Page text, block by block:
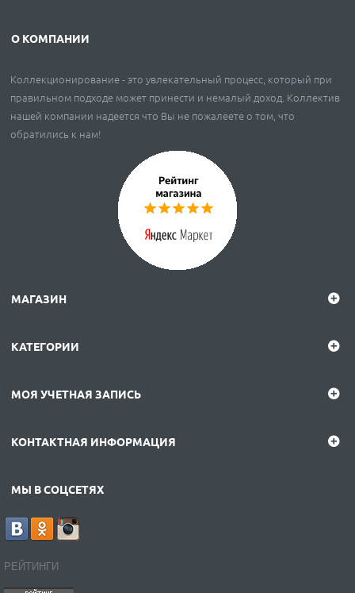
О КОМПАНИИ
Коллекционирование - это увлекательный процесс, который при
правильном подходе может принести и немалый доход. Коллектив
нашей компании надеется что Вы не пожалеете о том, что
обратились к нам!
МАГАЗИН
КАТЕГОРИИ
МОЯ УЧЕТНАЯ ЗАПИСЬ
КОНТАКТНАЯ ИНФОРМАЦИЯ
МЫ В СОЦСЕТЯХ
РЕЙТИНГИ